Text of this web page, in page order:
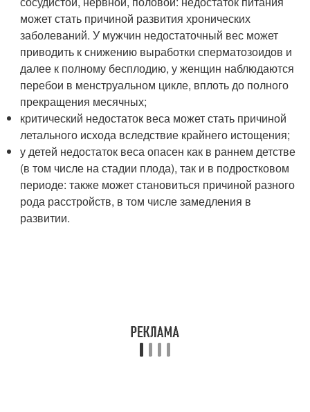
может стать причиной развития хронических
заболеваний. У мужчин недостаточный вес может
приводить к снижению выработки сперматозоидов и
далее к полному бесплодию, у женщин наблюдаются
перебои в менструальном цикле, вплоть до полного
прекращения месячных;
критический недостаток веса может стать причиной
летального исхода вследствие крайнего истощения;
у детей недостаток веса опасен как в раннем детстве
(в том числе на стадии плода), так и в подростковом
периоде: также может становиться причиной разного
рода расстройств, в том числе замедления в
развитии.